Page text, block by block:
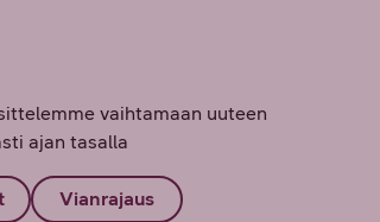
vaihtamaan uuteen
ajan tasalla
Vianrajaus